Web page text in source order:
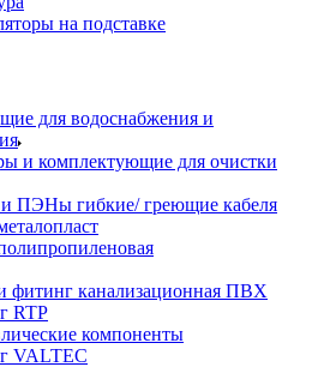
на подставке
для водоснабжения и
и комплектующие для очистки
ПЭНы гибкие/ греющие кабеля
фитинг канализационная ПВХ
RTP
компоненты
VALTEC